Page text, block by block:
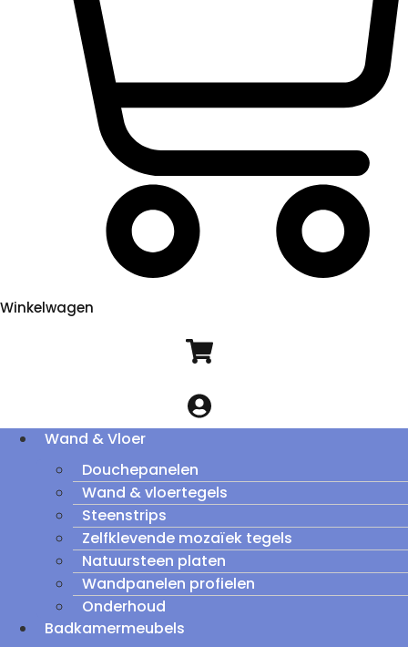
Winkelwagen
Wand & Vloer
Douchepanelen
Wand & vloertegels
Steenstrips
Zelfklevende mozaïek tegels
Natuursteen platen
Wandpanelen profielen
Onderhoud
Badkamermeubels